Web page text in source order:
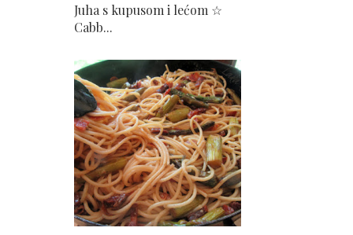
Juha s kupusom i lećom ☆
Cabb...